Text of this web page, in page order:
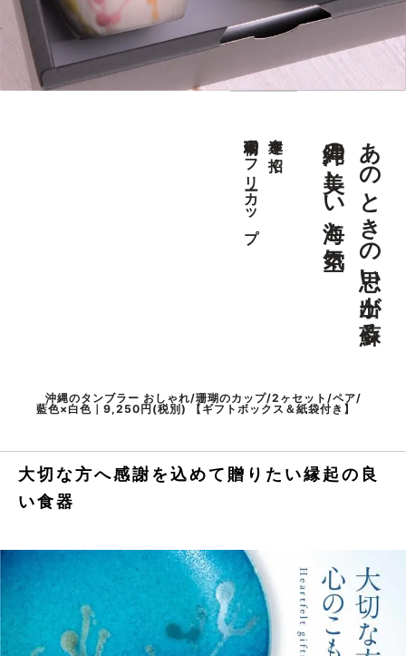
あのときの思い出が蘇る
沖縄の美しい海と空気
幸運を招く
珊瑚柄のフリーカップ
沖縄のタンブラー おしゃれ/珊瑚のカップ/2ヶセット/ペア/
藍色×白色｜9,250円(税別) 【ギフトボックス＆紙袋付き】
大切な方へ感謝を込めて贈りたい縁起の良
い食器